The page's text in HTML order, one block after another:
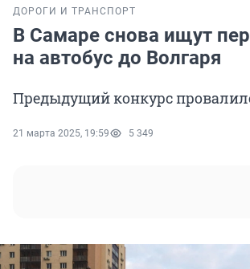
ДОРОГИ И ТРАНСПОРТ
В Самаре снова ищут
на автобус до Волгаря
Предыдущий конкурс
21 марта 2025, 19:59 5 349